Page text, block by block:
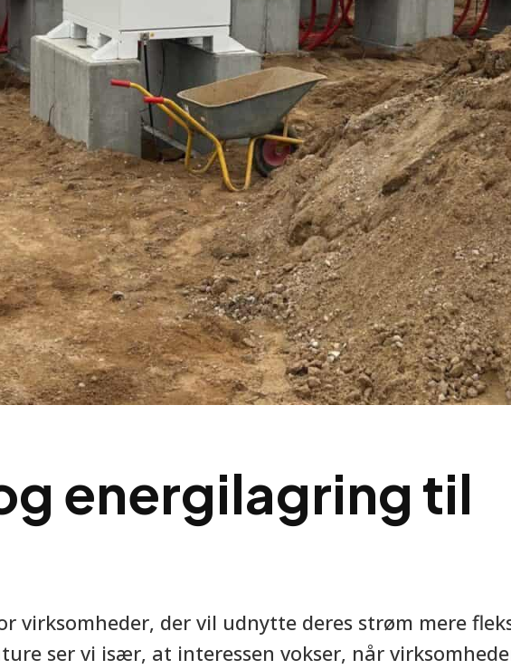
energilagring til
virksomheder, der vil udnytte deres strøm mere
ser vi især, at interessen vokser, når